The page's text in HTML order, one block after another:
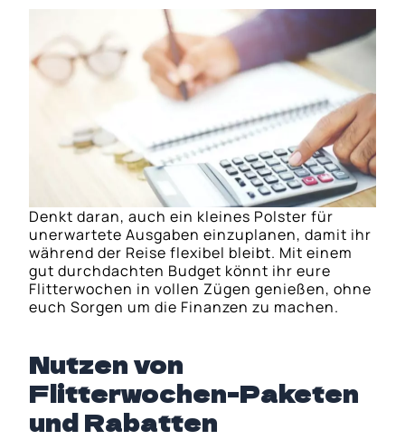
Denkt daran, auch ein kleines Polster für
unerwartete Ausgaben einzuplanen, damit ihr
während der Reise flexibel bleibt. Mit einem
gut durchdachten Budget könnt ihr eure
Flitterwochen in vollen Zügen genießen, ohne
euch Sorgen um die Finanzen zu machen.
Nutzen von
Flitterwochen-Paketen
und Rabatten